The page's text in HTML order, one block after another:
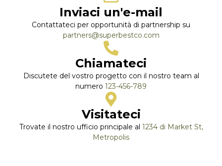
Inviaci un'e-mail
Contattateci per opportunità di partnership su
partners@superbestco.com
Chiamateci
Discutete del vostro progetto con il nostro team al
numero 123-456-789
Visitateci
Trovate il nostro ufficio principale al 1234 di Market St,
Metropolis